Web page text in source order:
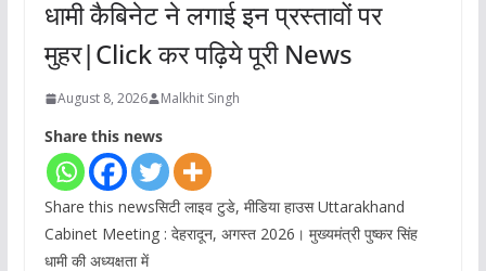
धामी कैबिनेट ने लगाई इन प्रस्तावों पर
मुहर|Click कर पढ़िये पूरी News
August 8, 2026 Malkhit Singh
Share this news
Share this newsसिटी लाइव टुडे, मीडिया हाउस Uttarakhand
Cabinet Meeting : देहरादून, अगस्त 2026। मुख्यमंत्री पुष्कर सिंह
धामी की अध्यक्षता में